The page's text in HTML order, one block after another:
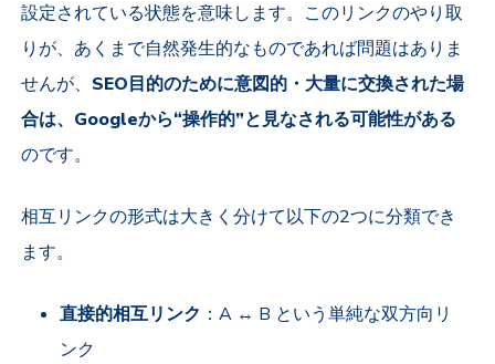
設定されている状態を意味します。このリンクのやり取
りが、あくまで自然発生的なものであれば問題はありま
せんが、 SEO目的のために意図的・大量に交換された場
合は、Googleから“操作的”と見なされる可能性がある
のです。
相互リンクの形式は大きく分けて以下の2つに分類でき
ます。
直接的相互リンク ：A ↔ B という単純な双方向リ
ンク